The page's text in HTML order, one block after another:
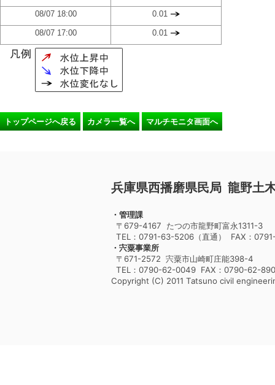
08/07 18:00 0.01
08/07 17:00 0.01
トップページへ戻る カメラ一覧へ マルチモニタ画面へ
兵庫県西播磨県民局 龍野土
・管理課
〒679-4167 たつの市龍野町富永1311-3
TEL：0791-63-5206（直通） FAX：
・宍粟事業所
〒671-2572 宍粟市山崎町庄能398-4
TEL：0790-62-0049 FAX：0790-62-
Copyright (C) 2011 Tatsuno civil